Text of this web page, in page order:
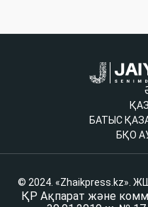
БАТЫС
БҚО
© 2024. «Zhaikpress.kz».
ҚР Ақпарат және